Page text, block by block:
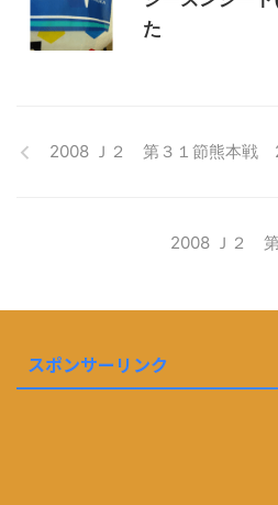
た
2008 Ｊ２ 第３１節熊本戦
2008 Ｊ２
スポンサーリンク